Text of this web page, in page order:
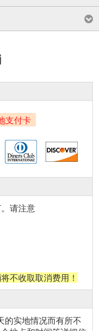
支付卡
请注意
不收取取消费用！
的实地情况而有所不